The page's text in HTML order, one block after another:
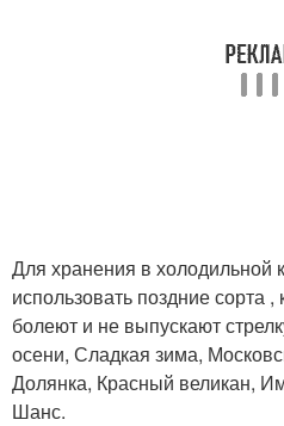
Для хранения в холодильной
использовать поздние сорта
болеют и не выпускают
осени, Сладкая зима,
Долянка, Красный великан,
Шанс.